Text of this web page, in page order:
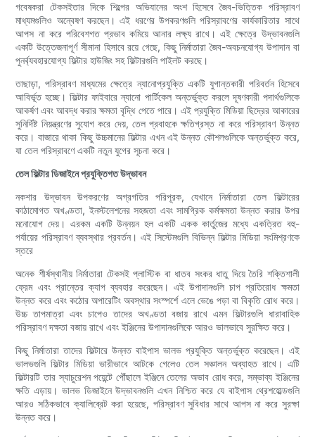
গবেষকরা টেকসইতার দিকে শিল্পের অভিযানের অংশ হিসেবে জৈব-ভিত্তিক পরিস্রাবণ
মাধ্যমগুলিও অন্বেষণ করছেন। এই ধরণের উপকরণগুলি পরিস্রাবণের কার্যকারিতার সাথে
আপস না করে পরিবেশগত প্রভাব কমিয়ে আনার লক্ষ্য রাখে। এই ক্ষেত্রে উদ্ভাবনগুলি
একটি উত্তেজনাপূর্ণ সীমানা হিসাবে রয়ে গেছে, কিছু নির্মাতারা জৈব-অবচনযোগ্য উপাদান বা
পুনর্ব্যবহারযোগ্য ফিল্টার হাউজিং সহ ফিল্টারগুলি পাইলট করছে।
তাছাড়া, পরিস্রাবণ মাধ্যমের ক্ষেত্রে ন্যানোপ্রযুক্তি একটি যুগান্তকারী পরিবর্তন হিসেবে
আবির্ভূত হচ্ছে। ফিল্টার ফাইবারে ন্যানো পার্টিকেল অন্তর্ভুক্ত করলে দূষণকারী পদার্থগুলিকে
আকর্ষণ এবং আবদ্ধ করার ক্ষমতা বৃদ্ধি পেতে পারে। এই প্রযুক্তি মিডিয়া ছিদ্রের আকারের
সুনির্দিষ্ট নিয়ন্ত্রণের সুযোগ করে দেয়, তেল প্রবাহকে ক্ষতিগ্রস্ত না করে পরিস্রাবণ উন্নত
করে। বাজারে থাকা কিছু উচ্চমানের ফিল্টার এখন এই উন্নত কৌশলগুলিকে অন্তর্ভুক্ত করে,
যা তেল পরিস্রাবণে একটি নতুন যুগের সূচনা করে।
তেল ফিল্টার ডিজাইনে প্রযুক্তিগত উদ্ভাবন
নকশার উদ্ভাবন উপকরণের অগ্রগতির পরিপূরক, যেখানে নির্মাতারা তেল ফিল্টারের
কাঠামোগত অখণ্ডতা, ইনস্টলেশনের সহজতা এবং সামগ্রিক কর্মক্ষমতা উন্নত করার উপর
মনোযোগ দেয়। এরকম একটি উন্নয়ন হল একটি একক কার্তুজের মধ্যে একত্রিত বহু-
পর্যায়ের পরিস্রাবণ ব্যবস্থার প্রবর্তন। এই সিস্টেমগুলি বিভিন্ন ফিল্টার মিডিয়া সংমিশ্রণকে
স্তরে
অনেক শীর্ষস্থানীয় নির্মাতারা টেকসই প্লাস্টিক বা ধাতব সংকর ধাতু দিয়ে তৈরি শক্তিশালী
ফ্রেম এবং প্রান্তের ক্যাপ ব্যবহার করেছেন। এই উপাদানগুলি চাপ প্রতিরোধ ক্ষমতা
উন্নত করে এবং কঠোর অপারেটিং অবস্থার সংস্পর্শে এলে ভেঙে পড়া বা বিকৃতি রোধ করে।
উচ্চ তাপমাত্রা এবং চাপেও তাদের অখণ্ডতা বজায় রাখে এমন ফিল্টারগুলি ধারাবাহিক
পরিস্রাবণ দক্ষতা বজায় রাখে এবং ইঞ্জিনের উপাদানগুলিকে আরও ভালভাবে সুরক্ষিত করে।
কিছু নির্মাতারা তাদের ফিল্টারে উন্নত বাইপাস ভালভ প্রযুক্তি অন্তর্ভুক্ত করেছেন। এই
ভালভগুলি ফিল্টার মিডিয়া ভারীভাবে আটকে গেলেও তেল সঞ্চালন অব্যাহত রাখে। এটি
ফিল্টারটি তার স্যাচুরেশন পয়েন্টে পৌঁছালে ইঞ্জিনে তেলের অভাব রোধ করে, সম্ভাব্য ইঞ্জিনের
ক্ষতি এড়ায়। ভালভ ডিজাইনে উদ্ভাবনগুলি এখন নিশ্চিত করে যে বাইপাস থ্রেশহোল্ডগুলি
আরও সঠিকভাবে ক্যালিব্রেট করা হয়েছে, পরিস্রাবণ সুবিধার সাথে আপস না করে সুরক্ষা
উন্নত করে।